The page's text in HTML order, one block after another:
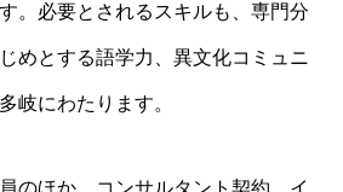
。必要とされるスキルも、専門分
めとする語学力、異文化コミュニ
岐にわたります。